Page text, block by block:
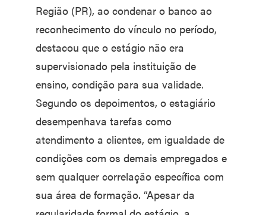
Região (PR), ao condenar o banco ao
reconhecimento do vínculo no período,
destacou que o estágio não era
supervisionado pela instituição de
ensino, condição para sua validade.
Segundo os depoimentos, o estagiário
desempenhava tarefas como
atendimento a clientes, em igualdade de
condições com os demais empregados e
sem qualquer correlação específica com
sua área de formação. “Apesar da